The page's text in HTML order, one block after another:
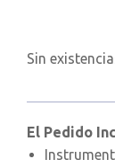
Sin
El Pedido